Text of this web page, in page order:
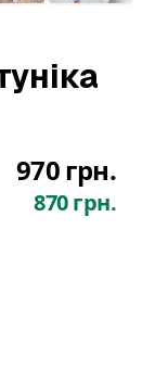
970 грн.
870 грн.